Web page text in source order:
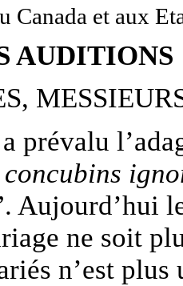
Canada et aux
AUDITIONS
prévalu
concubins
Aujourd’hui
ne soit
n’est